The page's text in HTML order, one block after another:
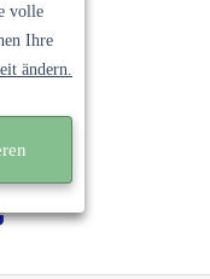
volle
Ihre
ändern.